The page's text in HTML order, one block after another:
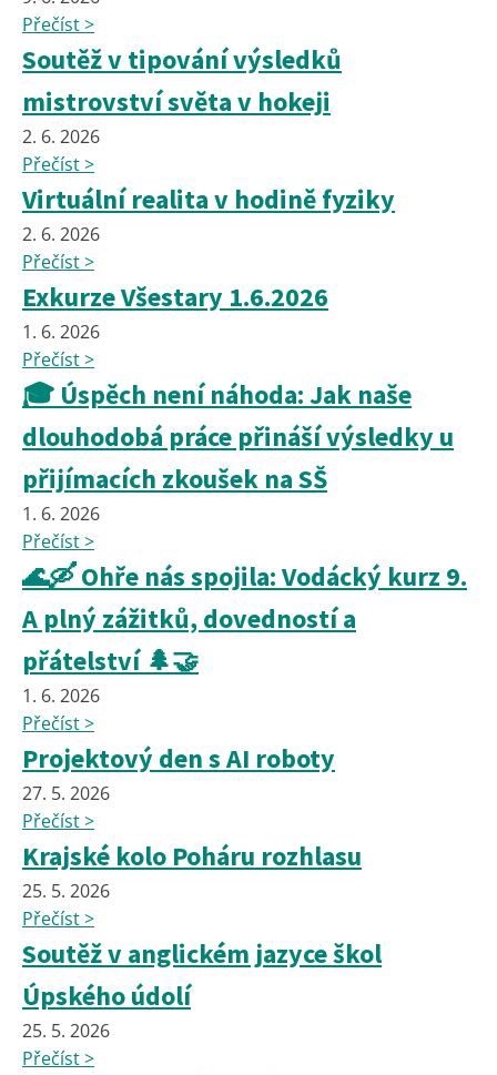
Přečíst >
Soutěž v tipování výsledků
mistrovství světa v hokeji
2. 6. 2026
Přečíst >
Virtuální realita v hodině fyziky
2. 6. 2026
Přečíst >
Exkurze Všestary 1.6.2026
1. 6. 2026
Přečíst >
🎓 Úspěch není náhoda: Jak naše
dlouhodobá práce přináší výsledky u
přijímacích zkoušek na SŠ
1. 6. 2026
Přečíst >
🌊🛶 Ohře nás spojila: Vodácký kurz 9.
A plný zážitků, dovedností a
přátelství 🌲🤝
1. 6. 2026
Přečíst >
Projektový den s AI roboty
27. 5. 2026
Přečíst >
Krajské kolo Poháru rozhlasu
25. 5. 2026
Přečíst >
Soutěž v anglickém jazyce škol
Úpského údolí
25. 5. 2026
Přečíst >